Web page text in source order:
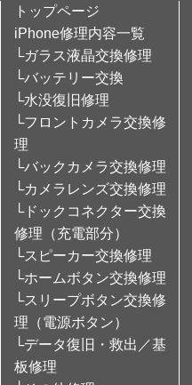
トップページ
iPhone修理内容一覧
└ガラス液晶交換修理
└バッテリー交換
└水没復旧修理
└フロントカメラ交換修
理
└バックカメラ交換修理
└カメラレンズ交換修理
└ドックコネクター交換
修理（充電部分）
└スピーカー交換修理
└ホームボタン交換修理
└スリープボタン交換修
理（電源ボタン）
└データ復旧・救出／基
板修理